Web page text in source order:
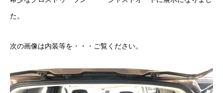
た。
次の画像は内装等を・・・ご覧ください。